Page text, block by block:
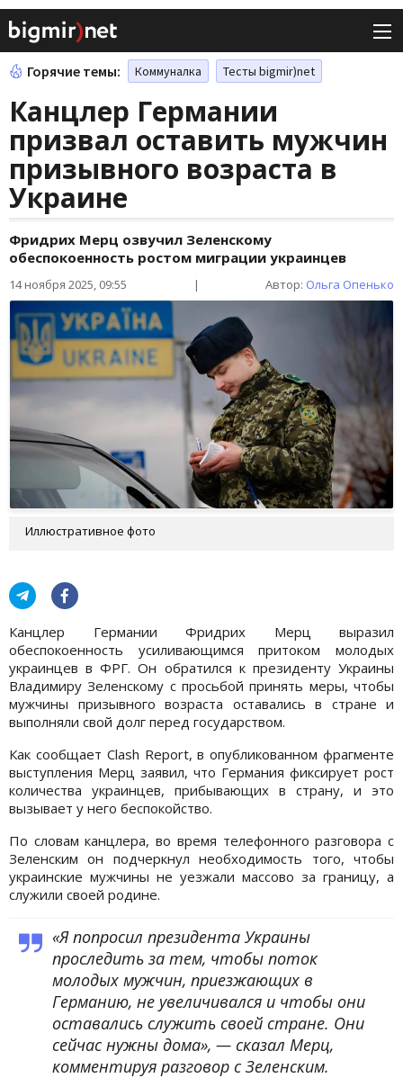
Горячие темы: Коммуналка Тесты bigmir)net
Канцлер Германии
призвал оставить мужчин
призывного возраста в
Украине
Фридрих Мерц озвучил Зеленскому
обеспокоенность ростом миграции украинцев
14 ноября 2025, 09:55 | Автор: Ольга Опенько
Иллюстративное фото
Канцлер Германии Фридрих Мерц выразил
обеспокоенность усиливающимся притоком молодых
украинцев в ФРГ. Он обратился к президенту Украины
Владимиру Зеленскому с просьбой принять меры, чтобы
мужчины призывного возраста оставались в стране и
выполняли свой долг перед государством.
Как сообщает Clash Report, в опубликованном фрагменте
выступления Мерц заявил, что Германия фиксирует рост
количества украинцев, прибывающих в страну, и это
вызывает у него беспокойство.
По словам канцлера, во время телефонного разговора с
Зеленским он подчеркнул необходимость того, чтобы
украинские мужчины не уезжали массово за границу, а
служили своей родине.
«Я попросил президента Украины
проследить за тем, чтобы поток
молодых мужчин, приезжающих в
Германию, не увеличивался и чтобы они
оставались служить своей стране. Они
сейчас нужны дома», — сказал Мерц,
комментируя разговор с Зеленским.